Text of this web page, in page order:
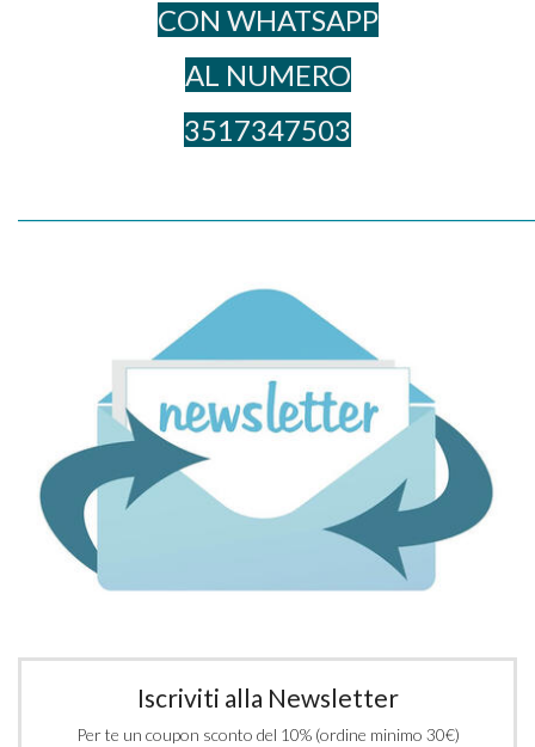
CON WHATSAPP
AL NUME​RO
3517347503
Iscriviti alla Newsletter
Per te un coupon sconto del 10% (ordine minimo 30€)